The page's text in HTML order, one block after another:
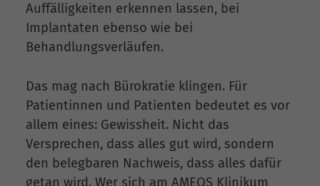
Auffälligkeiten erkennen lassen, bei
Implantaten ebenso wie bei
Behandlungsverläufen.
Das mag nach Bürokratie klingen. Für
Patientinnen und Patienten bedeutet es vor
allem eines: Gewissheit. Nicht das
Versprechen, dass alles gut wird, sondern
den belegbaren Nachweis, dass alles dafür
getan wird. Wer sich am AMEOS Klinikum